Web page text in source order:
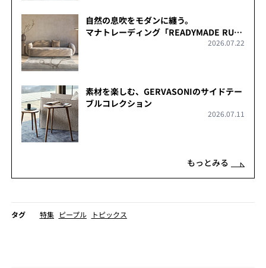
自然の息吹をモダンに纏う。
マナトレーディング「READYMADE RUG
2026.07.22
素材を楽しむ、GERVASONIのサイドテー
ブルコレクション
2026.07.11
もっとみる
タグ 特集 ピープル トピックス